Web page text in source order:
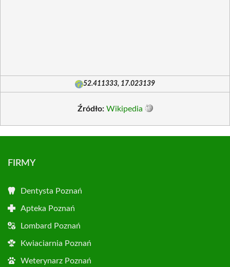
52.411333, 17.023139
Źródło: Wikipedia
FIRMY
Dentysta Poznań
Apteka Poznań
Lombard Poznań
Kwiaciarnia Poznań
Weterynarz Poznań